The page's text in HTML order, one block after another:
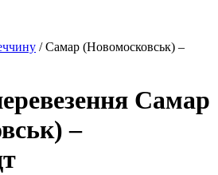
/Самар (Новомосковськ) –
Самар
–